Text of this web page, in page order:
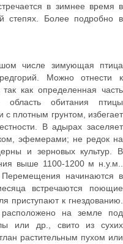
в зимнее время в
степях. Более подробно в
числе зимующая птица
Можно отнести к
как определенная часть
обитания птицы
плотным грунтом, избегает
В адырах заселяет
эфемерами; не редок на
и зерновых культур. В
выше 1100-1200 м н.у.м..
начинаются в
встречаются поющие
приступают к гнездованию.
на земле под
или др., свито из сухих
растительным пухом или